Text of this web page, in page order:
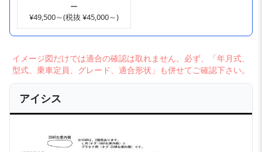
ー
¥49,500～(税抜 ¥45,000～)
イメージ図だけでは適合の確認は取れません。必ず、「年月式、
型式、乗車定員、グレード、適合形状」も併せてご確認下さい。
アイシス